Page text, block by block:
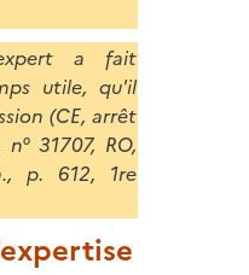
a fait
utile, qu'il
(CE, arrêt
31707, RO,
p. 612, 1re